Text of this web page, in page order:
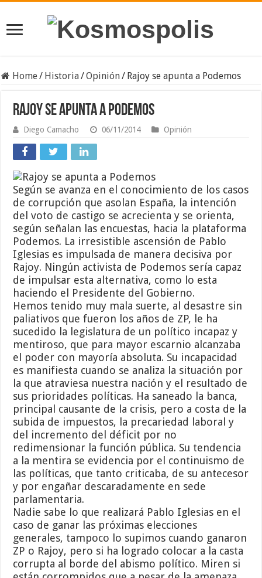
Home/ Historia/Opinión/ Rajoy se apunta a Podemos
Rajoy se apunta a Podemos
Diego Camacho 06/11/2014 Opinión
Según se avanza en el conocimiento de los casos
de corrupción que asolan España, la intención
del voto de castigo se acrecienta y se orienta,
según señalan las encuestas, hacia la plataforma
Podemos. La irresistible ascensión de Pablo
Iglesias es impulsada de manera decisiva por
Rajoy. Ningún activista de Podemos sería capaz
de impulsar esta alternativa, como lo esta
haciendo el Presidente del Gobierno.
Hemos tenido muy mala suerte, al desastre sin
paliativos que fueron los años de ZP, le ha
sucedido la legislatura de un político incapaz y
mentiroso, que para mayor escarnio alcanzaba
el poder con mayoría absoluta. Su incapacidad
es manifiesta cuando se analiza la situación por
la que atraviesa nuestra nación y el resultado de
sus prioridades políticas. Ha saneado la banca,
principal causante de la crisis, pero a costa de la
subida de impuestos, la precariedad laboral y
del incremento del déficit por no
redimensionar la función pública. Su tendencia
a la mentira se evidencia por el continuismo de
las políticas, que tanto criticaba, de su antecesor
y por engañar descaradamente en sede
parlamentaria.
Nadie sabe lo que realizará Pablo Iglesias en el
caso de ganar las próximas elecciones
generales, tampoco lo supimos cuando ganaron
ZP o Rajoy, pero si ha logrado colocar a la casta
corrupta al borde del abismo político. Miren si